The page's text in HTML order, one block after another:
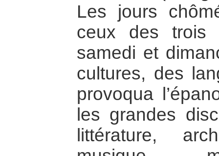
Les jours
ceux des trois
samedi et
cultures, des
provoqua
les grandes
littérature,